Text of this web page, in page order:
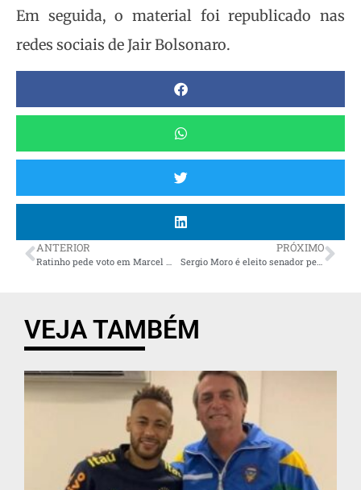
Em seguida, o material foi republicado nas
redes sociais de Jair Bolsonaro.
ANTERIOR
Ratinho pede voto em Marcel Micheletto: “trabalho fantástico e experiência consolidada”
PRÓXIMO
Sergio Moro é eleito senador pelo Paraná
VEJA TAMBÉM